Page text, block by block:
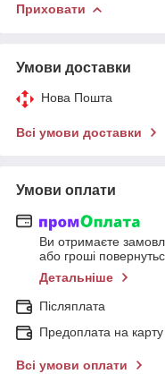
Приховати
Умови доставки
Нова Пошта
Всі умови доставки
Умови оплати
Ви отримаєте
або гроші
Детальніше
Післяплата
Предоплата на
Всі умови оплати